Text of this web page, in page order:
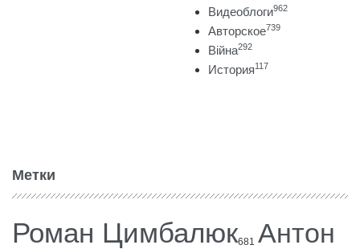
Видеоблоги962
Авторское739
Війна292
История117
Метки
Роман Цимбалюк681 Антон